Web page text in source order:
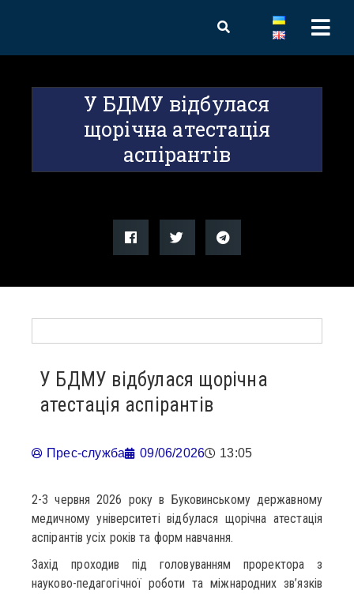
У БДМУ відбулася
щорічна атестація
аспірантів
У БДМУ відбулася щорічна
атестація аспірантів
Прес-служба 09/06/2026 13:05
2-3 червня 2026 року в Буковинському державному
медичному університеті відбулася щорічна атестація
аспірантів усіх років та форм навчання.
Захід проходив під головуванням проректора з
науково-педагогічної роботи та міжнародних зв’язків